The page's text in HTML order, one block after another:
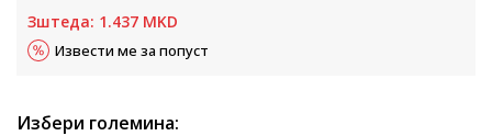
Зштеда: 1.437 MKD
Извести ме за попуст
Избери големина: